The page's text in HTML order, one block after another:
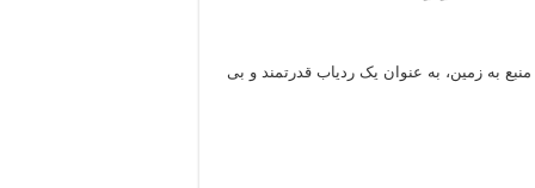
به زمین، به عنوان یک ردیاب قدرتمند و بی